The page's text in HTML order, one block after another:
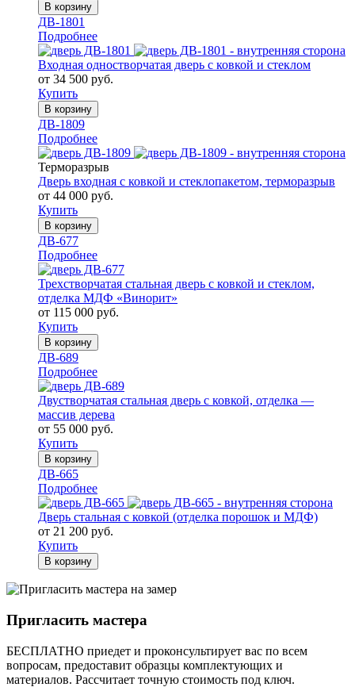
В корзину
ДВ-1801
Подробнее
Входная одностворчатая дверь с ковкой и стеклом
от 34 500 руб.
Купить
В корзину
ДВ-1809
Подробнее
Терморазрыв
Дверь входная с ковкой и стеклопакетом, терморазрыв
от 44 000 руб.
Купить
В корзину
ДВ-677
Подробнее
Трехстворчатая стальная дверь с ковкой и стеклом,
отделка МДФ «Винорит»
от 115 000 руб.
Купить
В корзину
ДВ-689
Подробнее
Двустворчатая стальная дверь с ковкой, отделка —
массив дерева
от 55 000 руб.
Купить
В корзину
ДВ-665
Подробнее
Дверь стальная с ковкой (отделка порошок и МДФ)
от 21 200 руб.
Купить
В корзину
Пригласить мастера
БЕСПЛАТНО приедет и проконсультирует вас по всем
вопросам, предоставит образцы комплектующих и
материалов. Рассчитает точную стоимость под ключ.